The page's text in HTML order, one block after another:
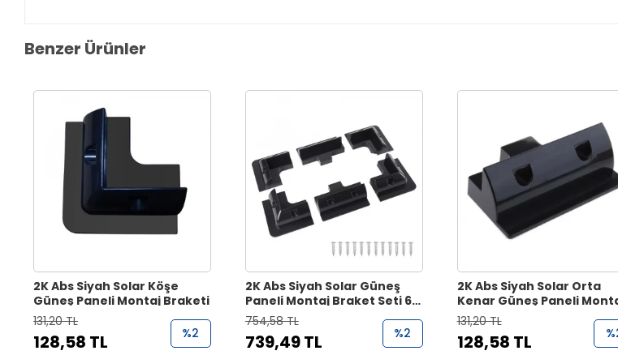
Benzer Ürünler
2K Abs Siyah Solar Köşe
Güneş Paneli Montaj Braketi
131,20 TL
128,58 TL %2
2K Abs Siyah Solar Güneş
Paneli Montaj Braket Seti 6
Parça
754,58 TL
739,49 TL %2
2K Abs Siyah Solar Orta
Kenar Güneş Paneli
Braketi
131,20 TL
128,58 TL